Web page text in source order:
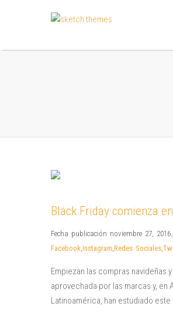
Black Friday comienza
Fecha publicación noviembre 27, 2016,
Facebook,Instagram,Redes Sociales,
Empiezan las compras navideñas
aprovechada por las marcas y,
Latinoamérica, han estudiado